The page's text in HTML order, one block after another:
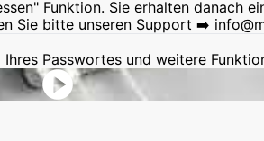
Funktion. Sie erhalten danach
Sie bitte unseren Support ➡️
Passwortes und weitere